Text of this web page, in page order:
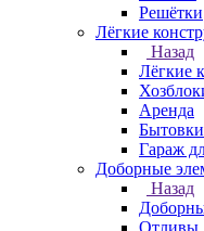
Решётки
Лёгкие
Назад
Лёгкие
Аренда
Бытовки
Гараж
Доборные
Назад
Отливы